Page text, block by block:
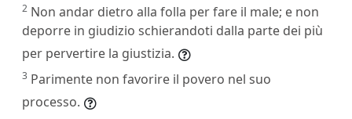
2 Non andar dietro alla folla per fare il male; e non
deporre in giudizio schierandoti dalla parte dei più
per pervertire la giustizia.
3 Parimente non favorire il povero nel suo
processo.